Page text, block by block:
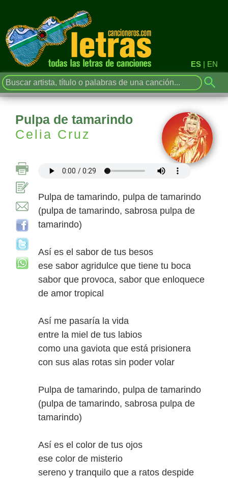
ES | EN
Pulpa de tamarindo
Celia Cruz
Pulpa de tamarindo, pulpa de tamarindo
(pulpa de tamarindo, sabrosa pulpa de
tamarindo)
Así es el sabor de tus besos
ese sabor agridulce que tiene tu boca
sabor que provoca, sabor que enloquece
de amor tropical
Así me pasaría la vida
entre la miel de tus labios
como una gaviota que está prisionera
con sus alas rotas sin poder volar
Pulpa de tamarindo, pulpa de tamarindo
(pulpa de tamarindo, sabrosa pulpa de
tamarindo)
Así es el color de tus ojos
ese color de misterio
sereno y tranquilo que a ratos despide